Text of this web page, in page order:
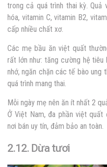
trong cả quá trình thai kỳ.
hóa, vitamin C, vitamin B2,
cấp nhiều chất xơ.
Các mẹ bầu ăn việt quất
rất lớn như: tăng cường hệ
nhớ, ngăn chặn các tế bào
quá trình mang thai.
Mỗi ngày mẹ nên ăn ít nhất 2
Ở Việt Nam, đa phần việt quất
nơi bán uy tín, đảm bảo an toàn.
2.12. Dừa tươi